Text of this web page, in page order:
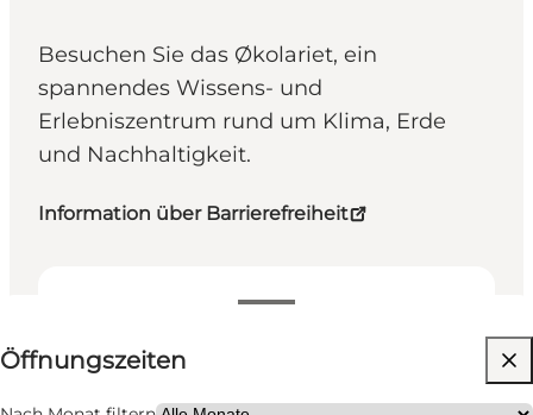
Besuchen Sie das Økolariet, ein
spannendes Wissens- und
Erlebniszentrum rund um Klima, Erde
und Nachhaltigkeit.
Information über Barrierefreiheit
Öffnungszeiten anzeigen
Öffnungszeiten
Barrierefreiheit
Kostenlos